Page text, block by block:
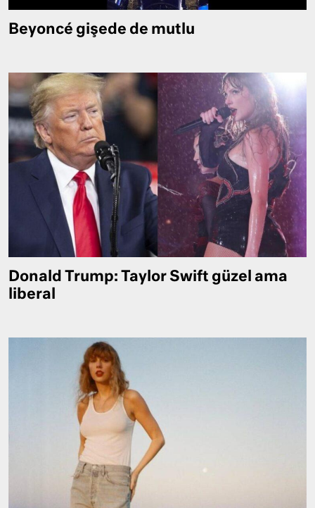
Beyoncé gişede de mutlu
Donald Trump: Taylor Swift güzel ama
liberal